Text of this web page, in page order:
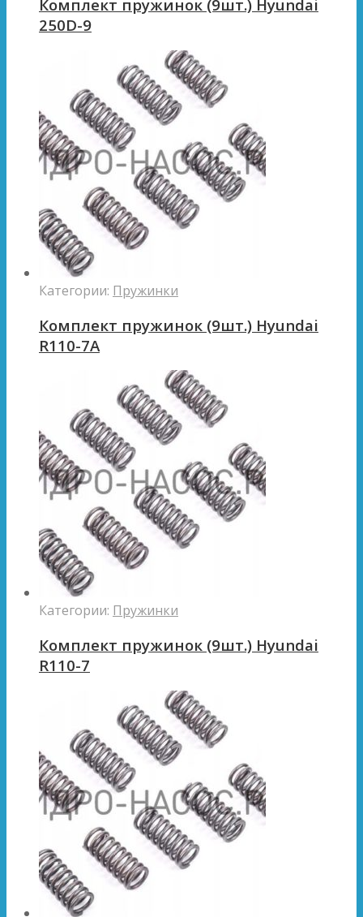
Комплект пружинок (9шт.) Hyundai
250D-9
Категории: Пружинки
Комплект пружинок (9шт.) Hyundai
R110-7A
Категории: Пружинки
Комплект пружинок (9шт.) Hyundai
R110-7